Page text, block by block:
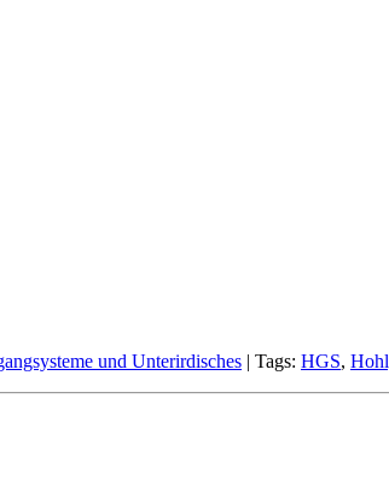
und Unterirdisches | Tags: HGS,